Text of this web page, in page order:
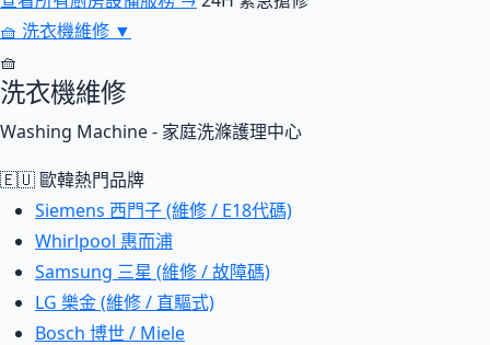
🧺 洗衣機維修 ▼
🧺
洗衣機維修
Washing Machine - 家庭洗滌護理中心
🇪🇺 歐韓熱門品牌
Siemens 西門子 (維修 / E18代碼)
Whirlpool 惠而浦
Samsung 三星 (維修 / 故障碼)
LG 樂金 (維修 / 直驅式)
Bosch 博世 / Miele